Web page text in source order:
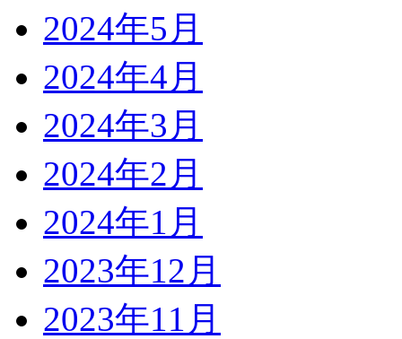
2024年5月
2024年4月
2024年3月
2024年2月
2024年1月
2023年12月
2023年11月